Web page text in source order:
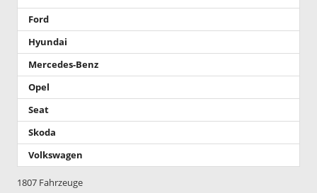
Ford
Hyundai
Mercedes-Benz
Opel
Seat
Skoda
Volkswagen
1807 Fahrzeuge